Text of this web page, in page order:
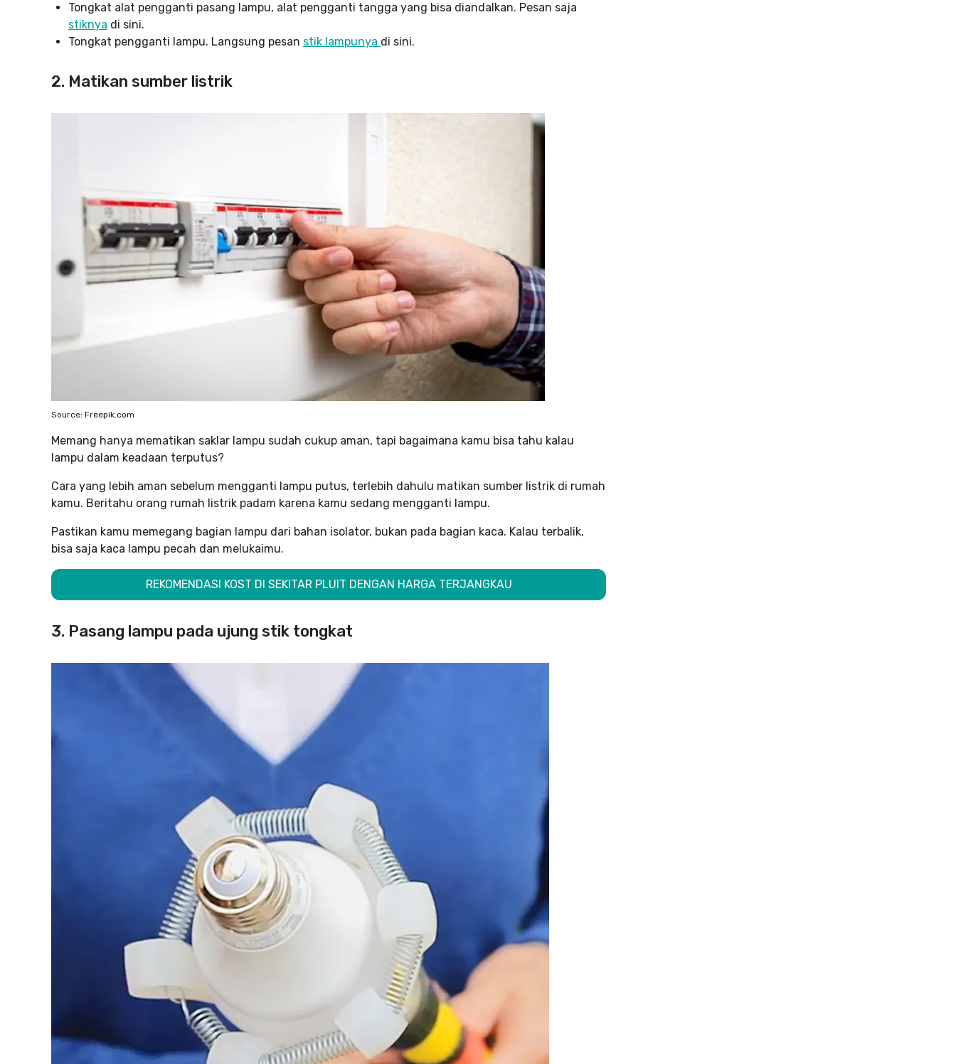
Tongkat alat pengganti pasang lampu, alat pengganti tangga yang bisa diandalkan. Pesan saja
stiknya di sini.
Tongkat pengganti lampu. Langsung pesan stik lampunya di sini.
2. Matikan sumber listrik
Source: Freepik.com
Memang hanya mematikan saklar lampu sudah cukup aman, tapi bagaimana kamu bisa tahu kalau
lampu dalam keadaan terputus?
Cara yang lebih aman sebelum mengganti lampu putus, terlebih dahulu matikan sumber listrik di rumah
kamu. Beritahu orang rumah listrik padam karena kamu sedang mengganti lampu.
Pastikan kamu memegang bagian lampu dari bahan isolator, bukan pada bagian kaca. Kalau terbalik,
bisa saja kaca lampu pecah dan melukaimu.
REKOMENDASI KOST DI SEKITAR PLUIT DENGAN HARGA TERJANGKAU
3. Pasang lampu pada ujung stik tongkat